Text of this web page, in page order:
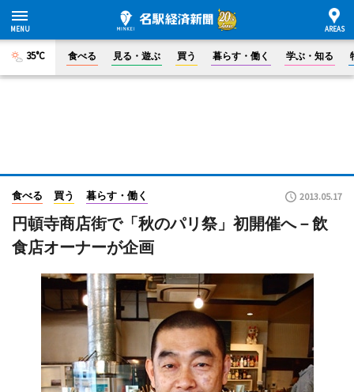
35°C 食べる 見る・遊ぶ 買う 暮らす・働く 学ぶ・知る
食べる 買う 暮らす・働く 2013.05.17
円頓寺商店街で「秋のパリ祭」初開催へ－飲
食店オーナーが企画